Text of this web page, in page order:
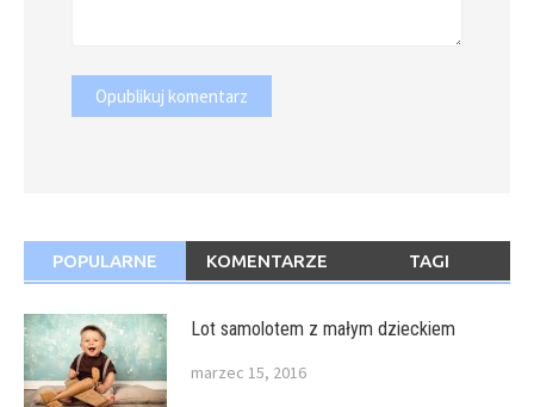
POPULARNE KOMENTARZE TAGI
Lot samolotem z małym dzieckiem
marzec 15, 2016